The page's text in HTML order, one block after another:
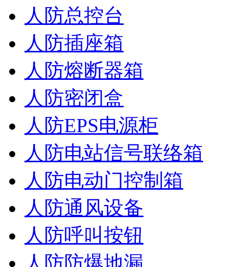
人防总控台
人防插座箱
人防熔断器箱
人防密闭盒
人防EPS电源柜
人防电站信号联络箱
人防电动门控制箱
人防通风设备
人防呼叫按钮